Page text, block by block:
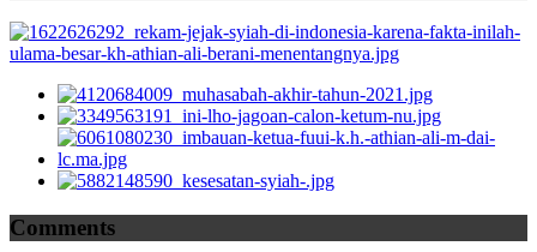
Comments